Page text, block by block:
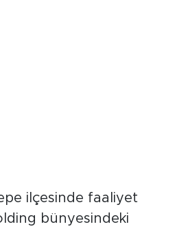
ilçesinde faaliyet
bünyesindeki